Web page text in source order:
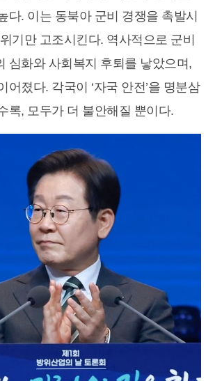
다. 이는 동북아 군비 경쟁을 촉발시
기만 고조시킨다. 역사적으로 군비
심화와 사회복지 후퇴를 낳았으며,
어졌다. 각국이 ‘자국 안전’을 명분삼
록, 모두가 더 불안해질 뿐이다.